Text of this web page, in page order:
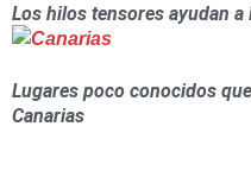
Los hilos tensores ayudan
Lugares poco conocidos
Canarias